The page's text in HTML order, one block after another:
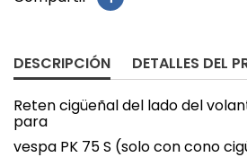
DESCRIPCIÓN DETALLES DEL
Reten cigüeñal del lado del
para
vespa PK 75 S (solo con cono